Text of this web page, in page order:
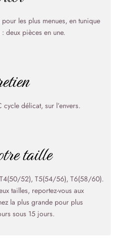
les plus menues, en tunique
deux pièces en une.
cycle délicat, sur l’envers.
taille
52), T5(54/56), T6(58/60).
tailles, reportez-vous aux
la plus grande pour plus
sous 15 jours.